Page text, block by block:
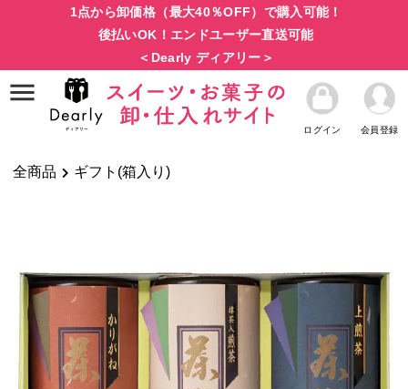
1点から卸価格（最大40％OFF）で購入可能！
後払いOK！エンドユーザー直送可能
＜Dearly ディアリー＞
ログイン 会員登録
全商品 ギフト(箱入り)